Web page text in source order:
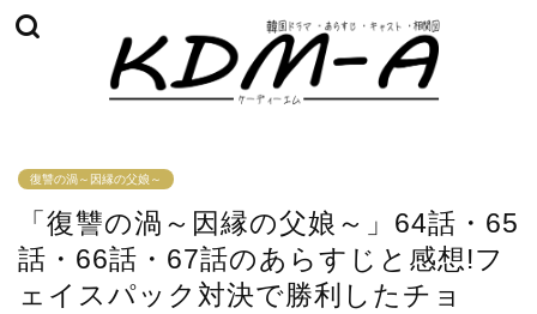
復讐の渦～因縁の父娘～
「復讐の渦～因縁の父娘～」64話・65
話・66話・67話のあらすじと感想!フ
ェイスパック対決で勝利したチョ